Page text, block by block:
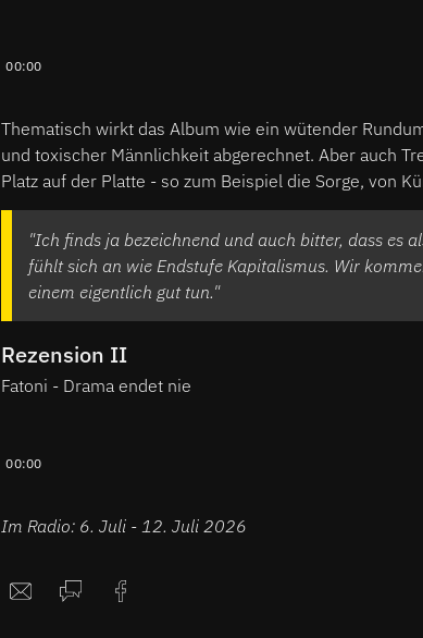
00:00
Thematisch wirkt das Album wie ein wütender
und toxischer Männlichkeit abgerechnet. Aber auch
Platz auf der Platte - so zum Beispiel die Sorge, von
"Ich finds ja bezeichnend und auch bitter, dass es
fühlt sich an wie Endstufe Kapitalismus. Wir
einem eigentlich gut tun."
Rezension II
Fatoni - Drama endet nie
00:00
Im Radio: 6. Juli - 12. Juli 2026